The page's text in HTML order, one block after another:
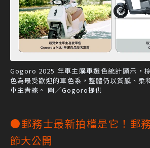
Gogoro 2025 年車主購車選色統計顯示，
色為最受歡迎的車色系，整體仍以質感、柔
車主青睞。 圖／Gogoro提供
●郵務士最新拍檔是它！郵
節大公開